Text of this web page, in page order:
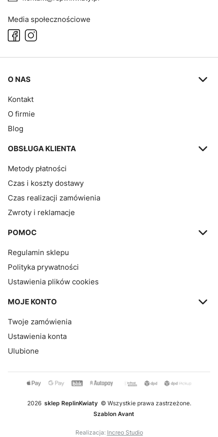
Media społecznościowe
Linki w stopce
O NAS
Kontakt
O firmie
Blog
OBSŁUGA KLIENTA
Metody płatności
Czas i koszty dostawy
Czas realizacji zamówienia
Zwroty i reklamacje
POMOC
Regulamin sklepu
Polityka prywatności
Ustawienia plików cookies
MOJE KONTO
Twoje zamówienia
Ustawienia konta
Ulubione
2026 sklep ReplinKwiaty © Wszystkie prawa zastrzeżone.
Szablon Avant
Realizacja: Increo Studio